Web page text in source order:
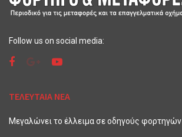
Follow us on social media:
ΤΕΛΕΥΤΑΙΑ ΝΕΑ
Μεγαλώνει το έλλειμα σε οδηγούς φορτηγών